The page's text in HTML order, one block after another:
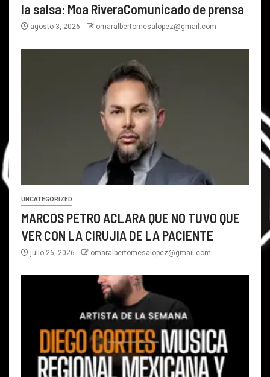
la salsa: Moa RiveraComunicado de prensa
agosto 3, 2026 omaralbertomesalopez@gmail.com
UNCATEGORIZED
MARCOS PETRO ACLARA QUE NO TUVO QUE
VER CON LA CIRUJIA DE LA PACIENTE
julio 26, 2026 omaralbertomesalopez@gmail.com